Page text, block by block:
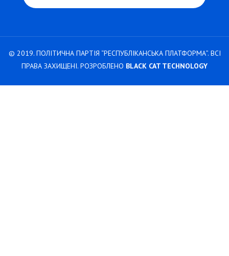
© 2019. ПОЛІТИЧНА ПАРТІЯ “РЕСПУБЛІКАНСЬКА ПЛАТФОРМА”. ВСІ
ПРАВА ЗАХИЩЕНІ. РОЗРОБЛЕНО BLACK CAT TECHNOLOGY